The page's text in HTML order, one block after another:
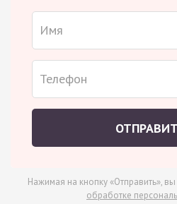
Нажимая на кнопку «Отправить»,
обработке